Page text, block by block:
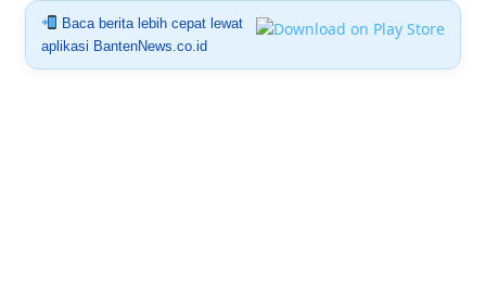
Baca berita lebih cepat lewat
aplikasi BantenNews.co.id